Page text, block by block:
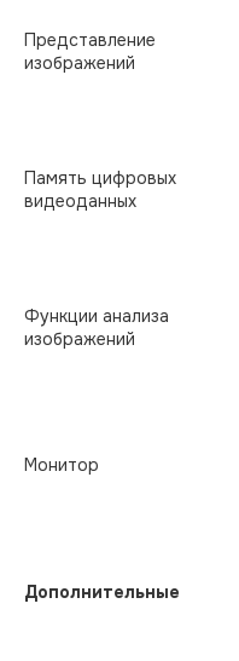
Представление
изображений
Память цифровых
видеоданных
Функции анализа
изображений
Монитор
Дополнительные